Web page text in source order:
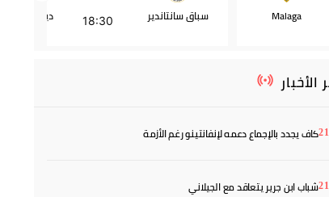
Malaga سباق سانتاندير 18:30 ديبورتيفو
الأخبار
كاف يجدد بالإجماع دعمه لإنفانتينو رغم الأزمة
شباب ابن جرير يتعاقد مع الجيلاني